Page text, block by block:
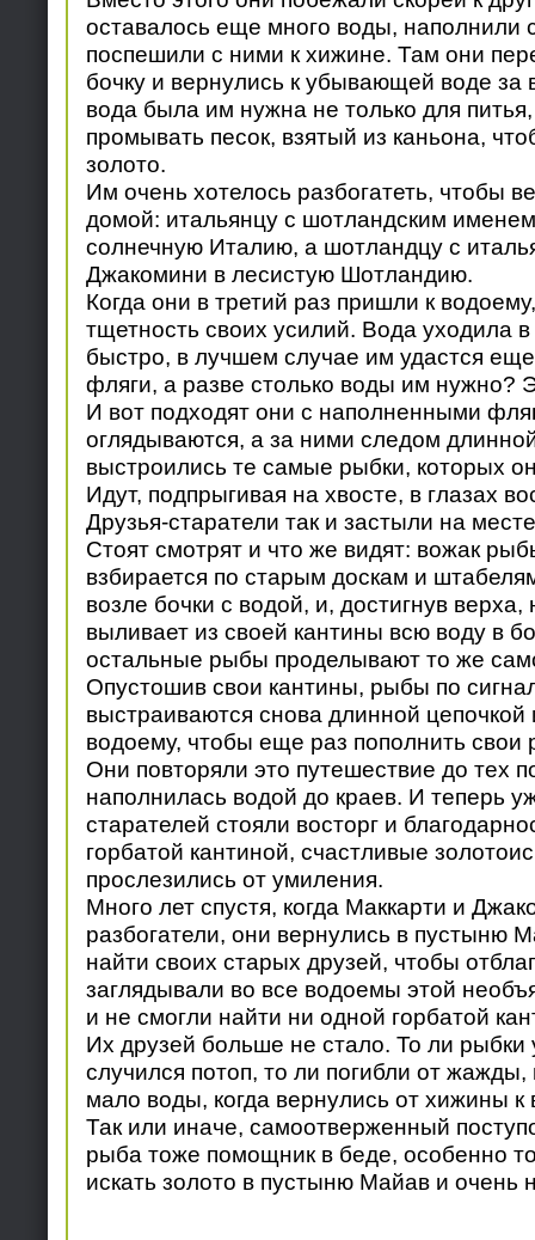
оставалось еще много воды, наполнили
поспешили с ними к хижине. Там они
бочку и вернулись к убывающей воде за
вода была им нужна не только для
промывать песок, взятый из каньона,
золото.
Им очень хотелось разбогатеть, чтобы
домой: итальянцу с шотландским
солнечную Италию, а шотландцу с
Джакомини в лесистую Шотландию.
Когда они в третий раз пришли к
тщетность своих усилий. Вода уходила
быстро, в лучшем случае им удастся
фляги, а разве столько воды им нужно?
И вот подходят они с наполненными
оглядываются, а за ними следом
выстроились те самые рыбки, которых
Идут, подпрыгивая на хвосте, в глазах
Друзья-старатели так и застыли на
Стоят смотрят и что же видят: вожак
взбирается по старым доскам и
возле бочки с водой, и, достигнув верха,
выливает из своей кантины всю воду в
остальные рыбы проделывают то же
Опустошив свои кантины, рыбы по
выстраиваются снова длинной цепочкой
водоему, чтобы еще раз пополнить свои
Они повторяли это путешествие до тех
наполнилась водой до краев. И теперь
старателей стояли восторг и
горбатой кантиной, счастливые
прослезились от умиления.
Много лет спустя, когда Маккарти и
разбогатели, они вернулись в пустыню
найти своих старых друзей, чтобы
заглядывали во все водоемы этой
и не смогли найти ни одной горбатой
Их друзей больше не стало. То ли рыбки
случился потоп, то ли погибли от
мало воды, когда вернулись от хижины к
Так или иначе, самоотверженный
рыба тоже помощник в беде, особенно
искать золото в пустыню Майав и очень